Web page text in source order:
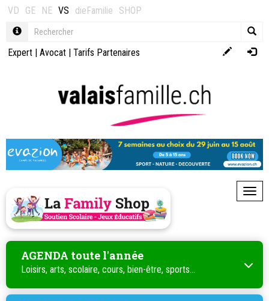
VD GE NE VS dieFamilie SHOP
Expert | Avocat | Tarifs Partenaires
AGENDA toute l'année
Loisirs, arts, scolaire, cours, bien-être, sports...